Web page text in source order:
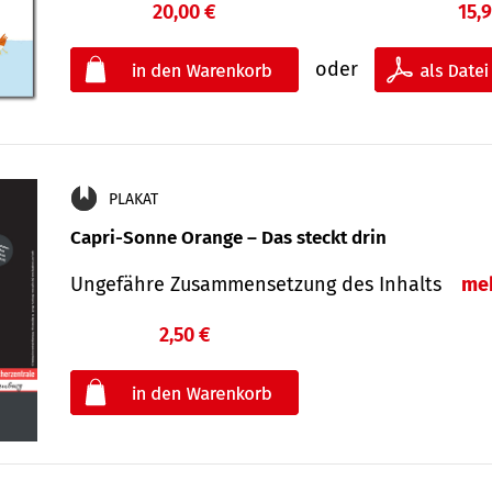
20,00 €
oder
PLAKAT
Capri-Sonne Orange – Das steckt drin
Ungefähre Zu­sammen­setzung des Inhalts
2,50 €